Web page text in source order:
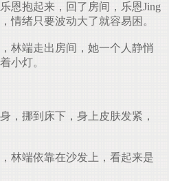
恩抱起来，回了房间，乐恩Jing
情绪只要波动大了就容易困。
林端走出房间，她一个人静悄
小灯。
，挪到床下，身上皮肤发紧，
林端依靠在沙发上，看起来是